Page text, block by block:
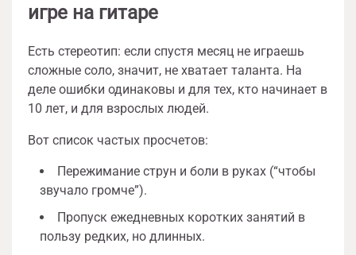
игре на гитаре
Есть стереотип: если спустя месяц не играешь
сложные соло, значит, не хватает таланта. На
деле ошибки одинаковы и для тех, кто начинает в
10 лет, и для взрослых людей.
Вот список частых просчетов:
Пережимание струн и боли в руках (“чтобы
звучало громче”).
Пропуск ежедневных коротких занятий в
пользу редких, но длинных.